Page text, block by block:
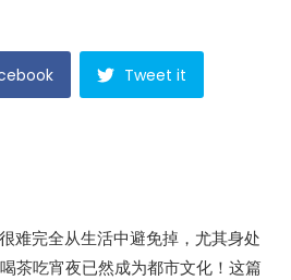
Tweet it
难完全从生活中避免掉，尤其身处
茶吃宵夜已然成为都市文化！这篇